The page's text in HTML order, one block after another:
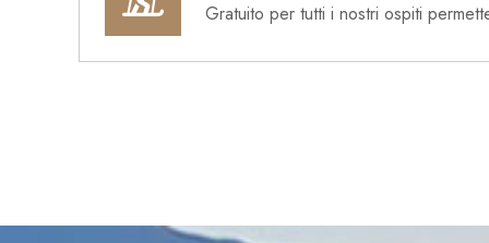
Gratuito per tutti i nostri ospiti